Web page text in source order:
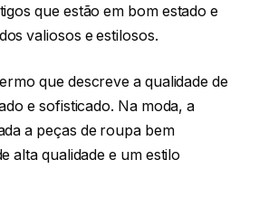
que estão em bom estado e
valiosos e estilosos.
que descreve a qualidade de
e sofisticado. Na moda, a
a peças de roupa bem
alta qualidade e um estilo